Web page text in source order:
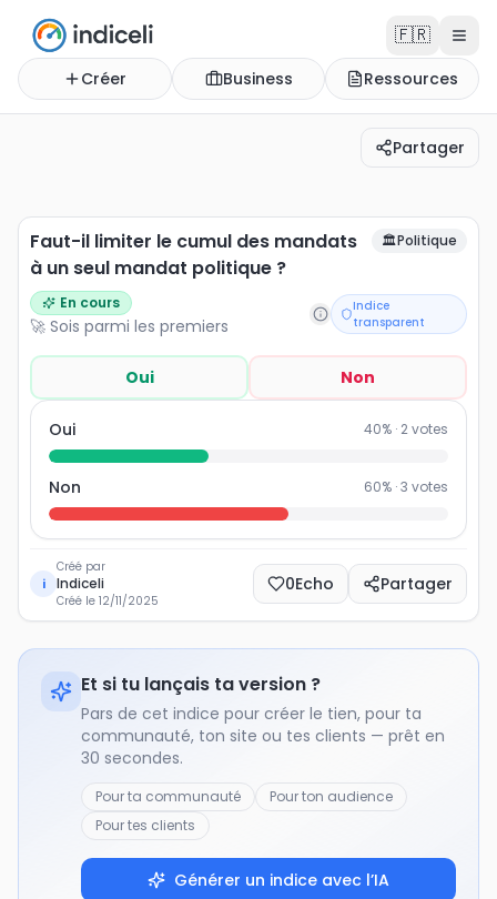
🇫🇷
Créer Business Ressources
Partager
Faut-il limiter le cumul des mandats à un seul mandat
Faut-il limiter le cumul des mandats
à un seul mandat politique ?
🏛️Politique
En cours
🚀 Sois parmi les premiers
Indice
transparent
Oui Non
Oui 40% · 2votes
Non 60% ·3 votes
i
Créé par
Indiceli
Créé le 12/11/2025
0Echo Partager
Et si tu lançais ta version ?
Pars de cet indice pour créer le tien, pour ta
communauté, ton site ou tes clients — prêt en
30 secondes.
Pour ta communauté
Pour ton audience
Pour tes clients
Générer un indice avec l’IA